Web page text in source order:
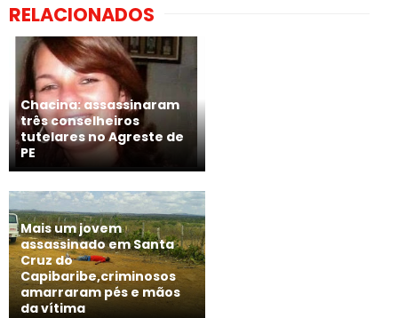
RELACIONADOS
Chacina: assassinaram
três conselheiros
tutelares no Agreste de
PE
Mais um jovem
assassinado em Santa
Cruz do
Capibaribe,criminosos
amarraram pés e mãos
da vítima